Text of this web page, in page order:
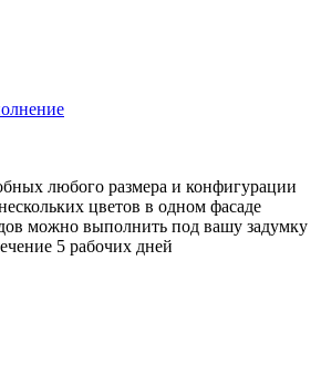
любого размера и конфигурации
цветов в одном фасаде
можно выполнить под вашу задумку
5 рабочих дней